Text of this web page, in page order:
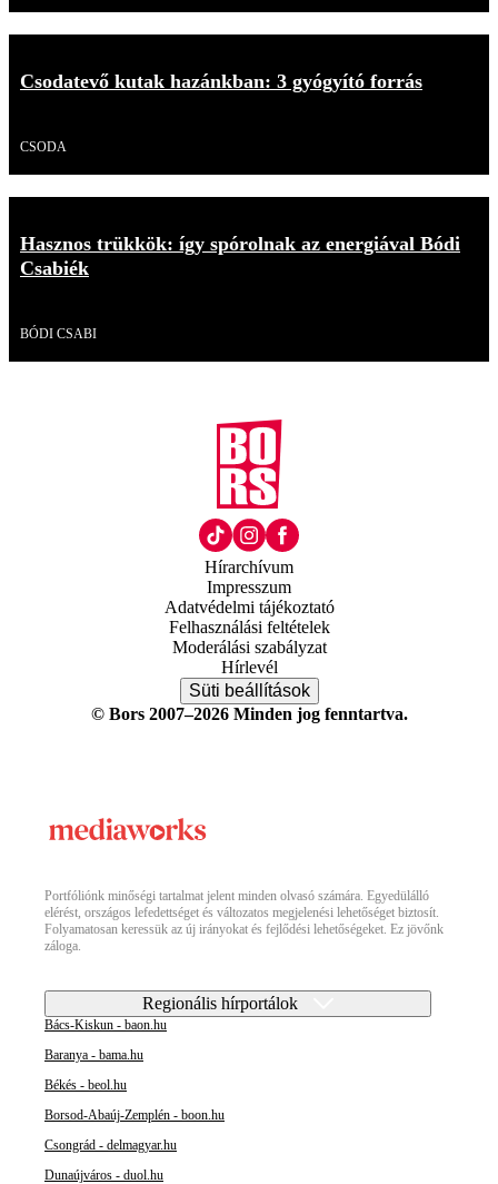
Csodatevő kutak hazánkban: 3 gyógyító forrás
CSODA
Hasznos trükkök: így spórolnak az energiával Bódi
Csabiék
BÓDI CSABI
Hírarchívum
Impresszum
Adatvédelmi tájékoztató
Felhasználási feltételek
Moderálási szabályzat
Hírlevél
Süti beállítások
© Bors 2007–2026 Minden jog fenntartva.
Portfóliónk minőségi tartalmat jelent minden olvasó számára. Egyedülálló
elérést, országos lefedettséget és változatos megjelenési lehetőséget biztosít.
Folyamatosan keressük az új irányokat és fejlődési lehetőségeket. Ez jövőnk
záloga.
Regionális hírportálok
Bács-Kiskun - baon.hu
Baranya - bama.hu
Békés - beol.hu
Borsod-Abaúj-Zemplén - boon.hu
Csongrád - delmagyar.hu
Dunaújváros - duol.hu